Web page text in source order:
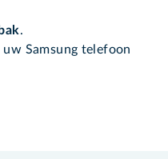
.
Samsung telefoon